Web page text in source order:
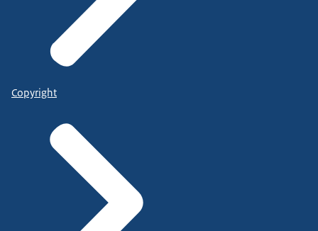
Copyright